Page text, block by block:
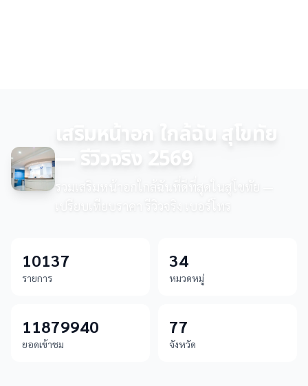
เสริมหน้าอก ใกล้ฉัน สุโขทัย
— รีวิวจริง 2569
รวมเสริมหน้าอกใกล้ฉันที่ดีที่สุดในสุโขทัย —
เปรียบเทียบราคา รีวิวจริง เบอร์โทร
10137
รายการ
34
หมวดหมู่
11879940
ยอดเข้าชม
77
จังหวัด